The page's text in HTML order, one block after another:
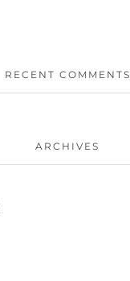
RECENT COMMENTS
ARCHIVES